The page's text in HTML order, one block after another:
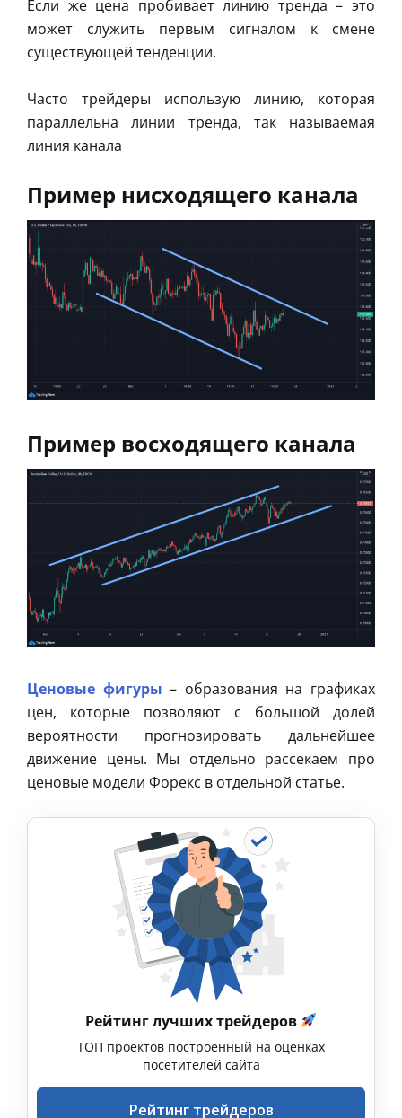
Если же цена пробивает линию тренда – это
может служить первым сигналом к смене
существующей тенденции.
Часто трейдеры использую линию, которая
параллельна линии тренда, так называемая
линия канала
Пример нисходящего канала
Пример восходящего канала
Ценовые фигуры – образования на графиках
цен, которые позволяют с большой долей
вероятности прогнозировать дальнейшее
движение цены. Мы отдельно рассекаем про
ценовые модели Форекс в отдельной статье.
Рейтинг лучших трейдеров
ТОП проектов построенный на оценках
посетителей сайта
Рейтинг трейдеров